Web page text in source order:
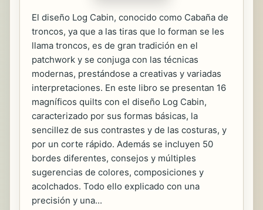
El diseño Log Cabin, conocido como Cabaña de
troncos, ya que a las tiras que lo forman se les
llama troncos, es de gran tradición en el
patchwork y se conjuga con las técnicas
modernas, prestándose a creativas y variadas
interpretaciones. En este libro se presentan 16
magníficos quilts con el diseño Log Cabin,
caracterizado por sus formas básicas, la
sencillez de sus contrastes y de las costuras, y
por un corte rápido. Además se incluyen 50
bordes diferentes, consejos y múltiples
sugerencias de colores, composiciones y
acolchados. Todo ello explicado con una
precisión y una...